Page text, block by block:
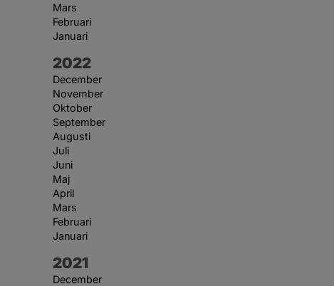
Mars
Februari
Januari
År:
2022
December
November
Oktober
September
Augusti
Juli
Juni
Maj
April
Mars
Februari
Januari
År:
2021
December